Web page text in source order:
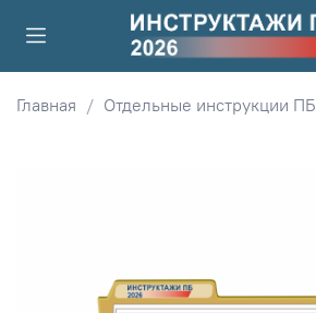
Главная Отдельные инструкции ПБ